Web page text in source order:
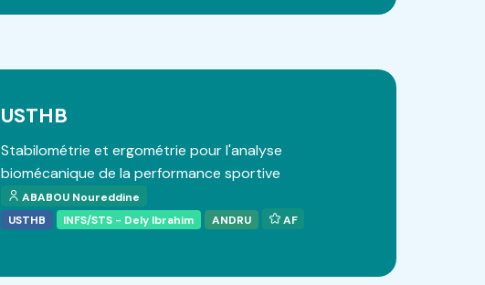
USTHB
Stabilométrie et ergométrie pour l'analyse
biomécanique de la performance sportive
ABABOU Noureddine
USTHB
INFS/STS - Dely Ibrahim ANDRU AF